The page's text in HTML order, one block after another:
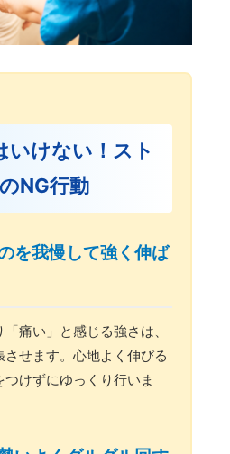
けない！スト
NG行動
を我慢して強く伸ば
「痛い」と感じる強さは、
せます。心地よく伸びる
けずにゆっくり行いま